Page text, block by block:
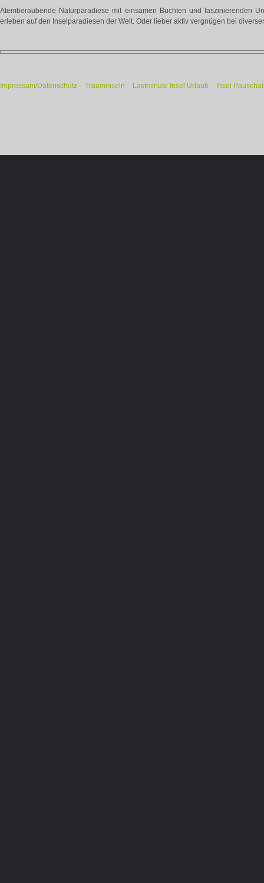
Atemberaubende Naturparadiese mit einsamen Buchten und faszinierenden
erleben auf den Inselparadiesen der Welt. Oder lieber aktiv vergnügen bei
Impressum/Datenschutz Trauminseln Lastminute Insel Urlaub Insel